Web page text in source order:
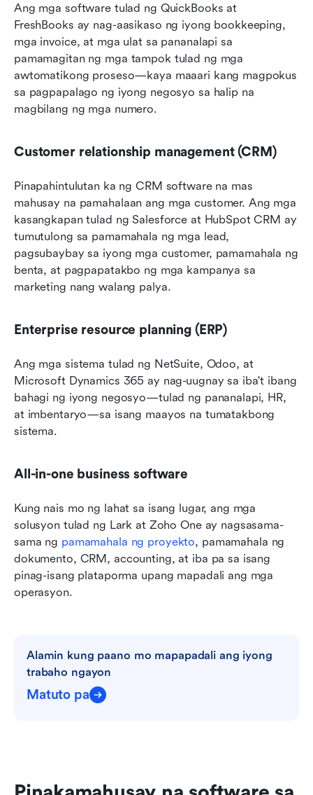
Ang mga software tulad ng QuickBooks at
FreshBooks ay nag-aasikaso ng iyong bookkeeping,
mga invoice, at mga ulat sa pananalapi sa
pamamagitan ng mga tampok tulad ng mga
awtomatikong proseso—kaya maaari kang magpokus
sa pagpapalago ng iyong negosyo sa halip na
magbilang ng mga numero.
Customer relationship management (CRM)
Pinapahintulutan ka ng CRM software na mas
mahusay na pamahalaan ang mga customer. Ang mga
kasangkapan tulad ng Salesforce at HubSpot CRM ay
tumutulong sa pamamahala ng mga lead,
pagsubaybay sa iyong mga customer, pamamahala ng
benta, at pagpapatakbo ng mga kampanya sa
marketing nang walang palya.
Enterprise resource planning (ERP)
Ang mga sistema tulad ng NetSuite, Odoo, at
Microsoft Dynamics 365 ay nag-uugnay sa iba't ibang
bahagi ng iyong negosyo—tulad ng pananalapi, HR,
at imbentaryo—sa isang maayos na tumatakbong
sistema.
All-in-one business software
Kung nais mo ng lahat sa isang lugar, ang mga
solusyon tulad ng Lark at Zoho One ay nagsasama-
sama ng pamamahala ng proyekto, pamamahala ng
dokumento, CRM, accounting, at iba pa sa isang
pinag-isang plataporma upang mapadali ang mga
operasyon.
Alamin kung paano mo mapapadali ang iyong
trabaho ngayon
Matuto pa